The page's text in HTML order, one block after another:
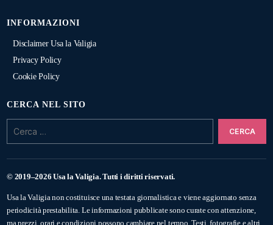
INFORMAZIONI
Disclaimer Usa la Valigia
Privacy Policy
Cookie Policy
CERCA NEL SITO
© 2019–2026 Usa la Valigia. Tutti i diritti riservati.
Usa la Valigia non costituisce una testata giornalistica e viene aggiornato senza
periodicità prestabilita. Le informazioni pubblicate sono curate con attenzione,
ma prezzi, orari e condizioni possono cambiare nel tempo. Testi, fotografie e altri